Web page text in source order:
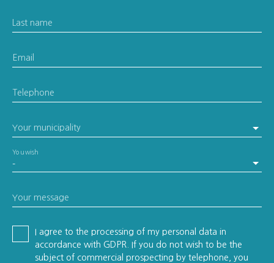
Last name
Email
Telephone
Your municipality
-
You wish
Your message
I agree to the processing of my personal data in
accordance with GDPR. If you do not wish to be the
subject of commercial prospecting by telephone, you